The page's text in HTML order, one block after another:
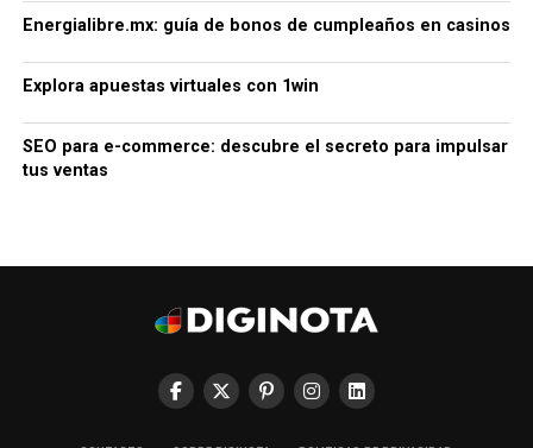
Energialibre.mx: guía de bonos de cumpleaños en casinos
Explora apuestas virtuales con 1win
SEO para e-commerce: descubre el secreto para impulsar
tus ventas